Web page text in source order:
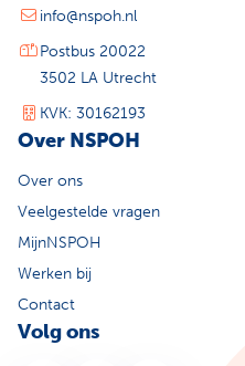
info@nspoh.nl
Postbus 20022
3502 LA Utrecht
KVK: 30162193
Over NSPOH
Over ons
Veelgestelde vragen
MijnNSPOH
Werken bij
Contact
Volg ons